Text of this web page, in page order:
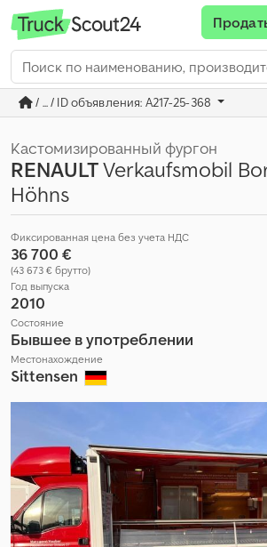
/ ... / ID объявления: A217-25-368
Кастомизированный фургон
RENAULTVerkaufsmobil
Höhns
Фиксированная цена без учета НДС
36 700 €
(43 673 € брутто)
Год выпуска
2010
Состояние
Бывшее в употреблении
Местонахождение
Sittensen